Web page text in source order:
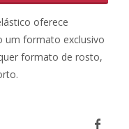
oferece
um formato exclusivo
formato de rosto,